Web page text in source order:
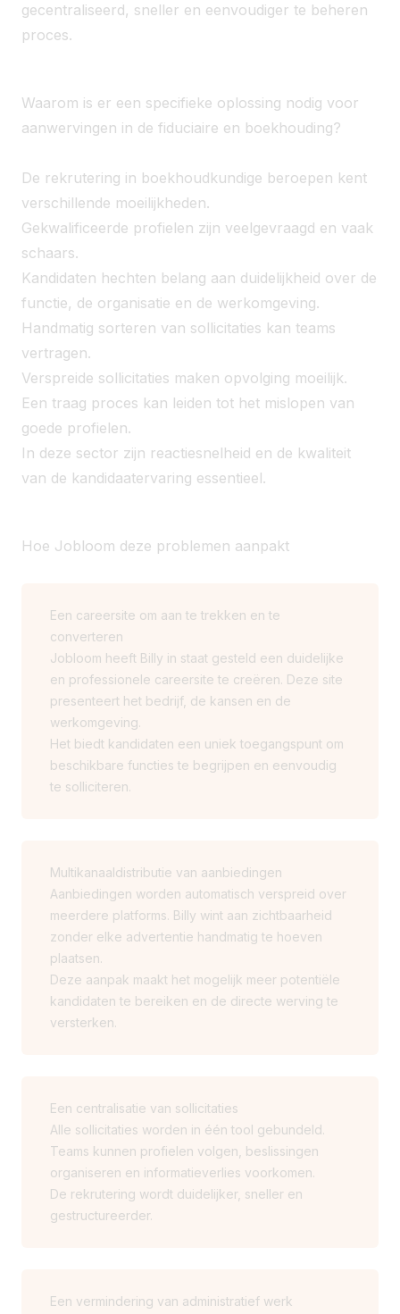
gecentraliseerd, sneller en eenvoudiger te beheren
proces.
Waarom is er een specifieke oplossing nodig voor
aanwervingen in de fiduciaire en boekhouding?
De rekrutering in boekhoudkundige beroepen kent
verschillende moeilijkheden.
Gekwalificeerde profielen zijn veelgevraagd en vaak
schaars.
Kandidaten hechten belang aan duidelijkheid over de
functie, de organisatie en de werkomgeving.
Handmatig sorteren van sollicitaties kan teams
vertragen.
Verspreide sollicitaties maken opvolging moeilijk.
Een traag proces kan leiden tot het mislopen van
goede profielen.
In deze sector zijn reactiesnelheid en de kwaliteit
van de kandidaatervaring essentieel.
Hoe Jobloom deze problemen aanpakt
Een careersite om aan te trekken en te
converteren
Jobloom heeft Billy in staat gesteld een duidelijke
en professionele careersite te creëren. Deze site
presenteert het bedrijf, de kansen en de
werkomgeving.
Het biedt kandidaten een uniek toegangspunt om
beschikbare functies te begrijpen en eenvoudig
te solliciteren.
Multikanaaldistributie van aanbiedingen
Aanbiedingen worden automatisch verspreid over
meerdere platforms. Billy wint aan zichtbaarheid
zonder elke advertentie handmatig te hoeven
plaatsen.
Deze aanpak maakt het mogelijk meer potentiële
kandidaten te bereiken en de directe werving te
versterken.
Een centralisatie van sollicitaties
Alle sollicitaties worden in één tool gebundeld.
Teams kunnen profielen volgen, beslissingen
organiseren en informatieverlies voorkomen.
De rekrutering wordt duidelijker, sneller en
gestructureerder.
Een vermindering van administratief werk